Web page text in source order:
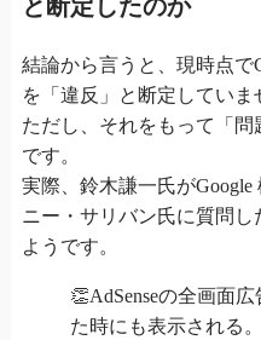
と断定したのか
結論から言うと、現時点で
を「違反」と断定していま
ただし、それをもって「
です。
実際、鈴木謙一氏が
ニー・サリバン氏に質問
ようです。
👏AdSenseの全画面
た時にも表示される